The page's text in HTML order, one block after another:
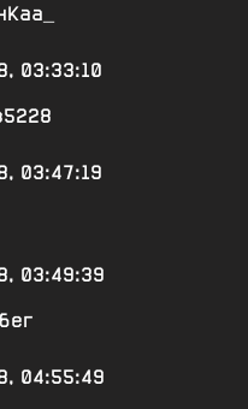
03:33:10
03:47:19
03:49:39
04:55:49